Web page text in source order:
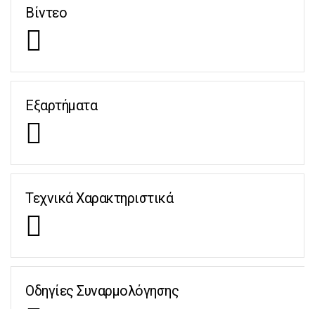
Βίντεο
Εξαρτήματα
Τεχνικά Χαρακτηριστικά
Οδηγίες Συναρμολόγησης